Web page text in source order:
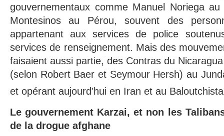
gouvernementaux comme Manuel Noriega
Montesinos au Pérou, souvent des
appartenant aux services de police
services de renseignement. Mais des
faisaient aussi partie, des Contras du
(selon Robert Baer et Seymour Hersh) au
et opérant aujourd’hui en Iran et au
Le gouvernement Karzai, et non les
de la drogue afghane